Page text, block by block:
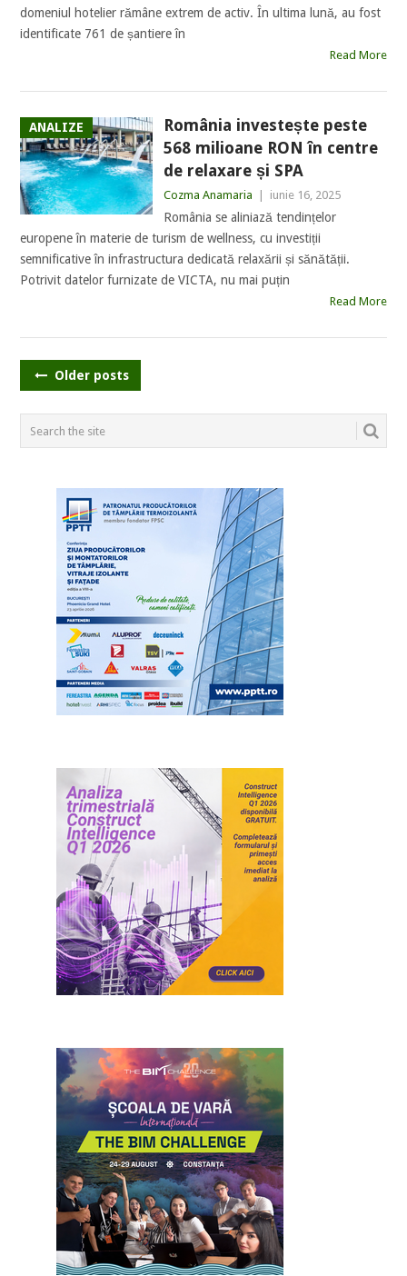
domeniul hotelier rămâne extrem de activ. În ultima lună, au fost
identificate 761 de șantiere în
Read More
ANALIZE
România investește peste
568 milioane RON în centre
de relaxare și SPA
Cozma Anamaria iunie 16, 2025
România se aliniază tendințelor
europene în materie de turism de wellness, cu investiții
semnificative în infrastructura dedicată relaxării și sănătății.
Potrivit datelor furnizate de VICTA, nu mai puțin
Read More
POSTS
Older posts